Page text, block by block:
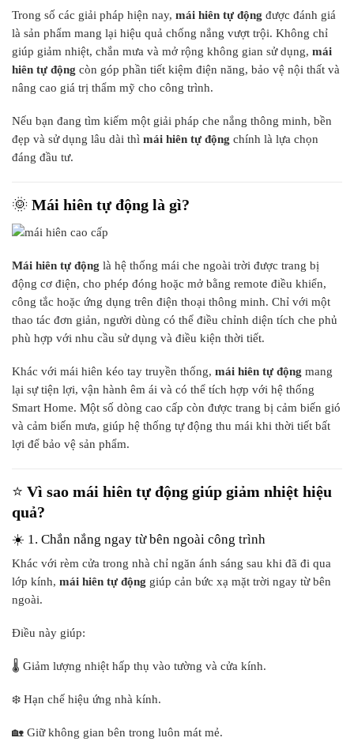
Trong số các giải pháp hiện nay, mái hiên tự động được đánh giá
là sản phẩm mang lại hiệu quả chống nắng vượt trội. Không chỉ
giúp giảm nhiệt, chắn mưa và mở rộng không gian sử dụng, mái
hiên tự động còn góp phần tiết kiệm điện năng, bảo vệ nội thất và
nâng cao giá trị thẩm mỹ cho công trình.
Nếu bạn đang tìm kiếm một giải pháp che nắng thông minh, bền
đẹp và sử dụng lâu dài thì mái hiên tự động chính là lựa chọn
đáng đầu tư.
🌞 Mái hiên tự động là gì?
Mái hiên tự động là hệ thống mái che ngoài trời được trang bị
động cơ điện, cho phép đóng hoặc mở bằng remote điều khiển,
công tắc hoặc ứng dụng trên điện thoại thông minh. Chỉ với một
thao tác đơn giản, người dùng có thể điều chỉnh diện tích che phủ
phù hợp với nhu cầu sử dụng và điều kiện thời tiết.
Khác với mái hiên kéo tay truyền thống, mái hiên tự động mang
lại sự tiện lợi, vận hành êm ái và có thể tích hợp với hệ thống
Smart Home. Một số dòng cao cấp còn được trang bị cảm biến gió
và cảm biến mưa, giúp hệ thống tự động thu mái khi thời tiết bất
lợi để bảo vệ sản phẩm.
⭐ Vì sao mái hiên tự động giúp giảm nhiệt hiệu
quả?
☀️ 1. Chắn nắng ngay từ bên ngoài công trình
Khác với rèm cửa trong nhà chỉ ngăn ánh sáng sau khi đã đi qua
lớp kính, mái hiên tự động giúp cản bức xạ mặt trời ngay từ bên
ngoài.
Điều này giúp:
🌡️ Giảm lượng nhiệt hấp thụ vào tường và cửa kính.
❄️ Hạn chế hiệu ứng nhà kính.
🏡 Giữ không gian bên trong luôn mát mẻ.